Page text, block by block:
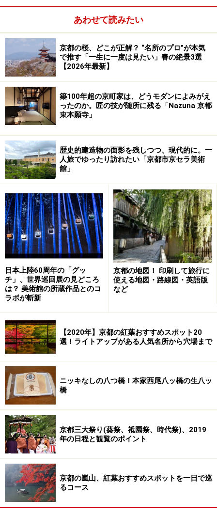
あわせて読みたい
京都の桜、どこが正解？ “名所のプロ”が本気
で推す「一生に一度は見たい」春の絶景3選
【2026年最新】
築100年超の京町家は、どうモダンによみがえ
ったのか。匠の技が随所に残る「Nazuna 京都
東本願寺」
歴史的建造物の面影を残しつつ、現代的に。一
人旅でゆったり訪れたい「京都市京セラ美術
館」
日本上陸60周年の「グッ
チ」、世界巡回展の見どころ
は？ 美術館の所蔵作品とのコ
ラボが斬新
京都の地図！ 印刷して旅行に
使える地図・路線図・英語版
など
【2020年】京都の紅葉おすすめスポット20
選！ライトアップがある人気名所から穴場まで
ニッキなしの八つ橋！本家西尾八ッ橋の生八ッ
橋
京都三大祭り(葵祭、祗園祭、時代祭)、2019
年の日程と観覧のポイント
京都の嵐山、紅葉おすすめスポットを一日で巡
るコース